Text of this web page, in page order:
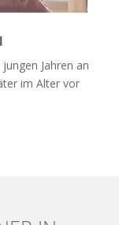
Jahren an
im Alter vor